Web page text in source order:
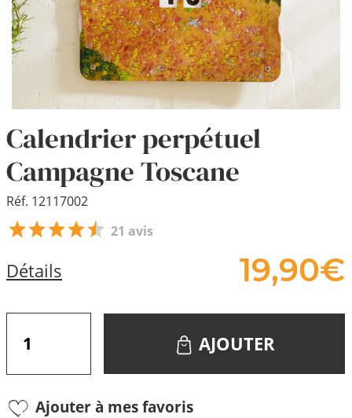
Calendrier perpétuel
Campagne Toscane
Réf. 12117002
21 avis
Détails 19,90€
AJOUTER
Ajouter à mes favoris